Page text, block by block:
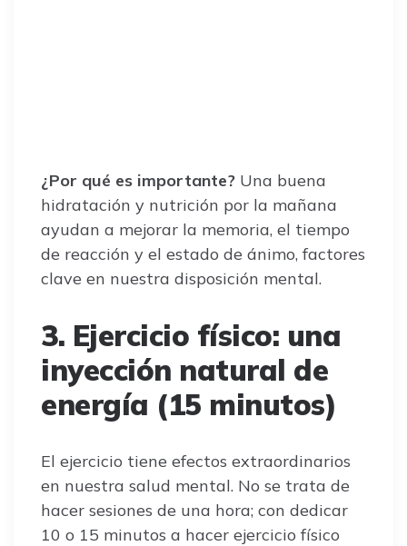
¿Por qué es importante? Una buena
hidratación y nutrición por la mañana
ayudan a mejorar la memoria, el tiempo
de reacción y el estado de ánimo, factores
clave en nuestra disposición mental.
3. Ejercicio físico: una
inyección natural de
energía (15 minutos)
El ejercicio tiene efectos extraordinarios
en nuestra salud mental. No se trata de
hacer sesiones de una hora; con dedicar
10 o 15 minutos a hacer ejercicio físico